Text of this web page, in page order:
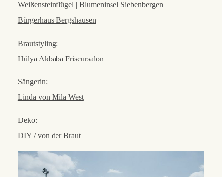
Weißensteinflügel | Blumeninsel Siebenbergen |
Bürgerhaus Bergshausen
Brautstyling:
Hülya Akbaba Friseursalon
Sängerin:
Linda von Mila West
Deko:
DIY / von der Braut